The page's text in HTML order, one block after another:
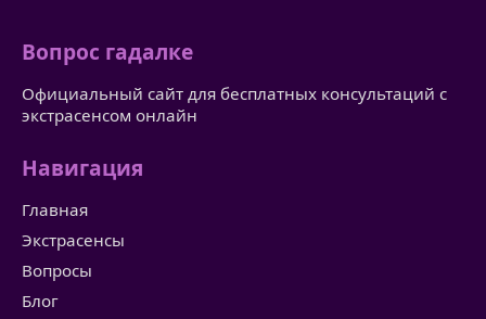
Вопрос гадалке
Официальный сайт для бесплатных консультаций с
экстрасенсом онлайн
Навигация
Главная
Экстрасенсы
Вопросы
Блог